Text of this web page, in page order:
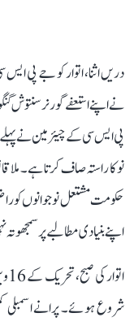
دریں اثنا، اتوار کو جے پی
نے اپنے استعفے گورنر سنتوش
پی ایس سی کے چیئرمین نے
نو کا راستہ صاف کرتا ہے۔
حکومت مشتعل نوجوانوں کو
اپنے بنیادی مطالبے پر
شروع ہوئے۔ پرانے اسمبلی